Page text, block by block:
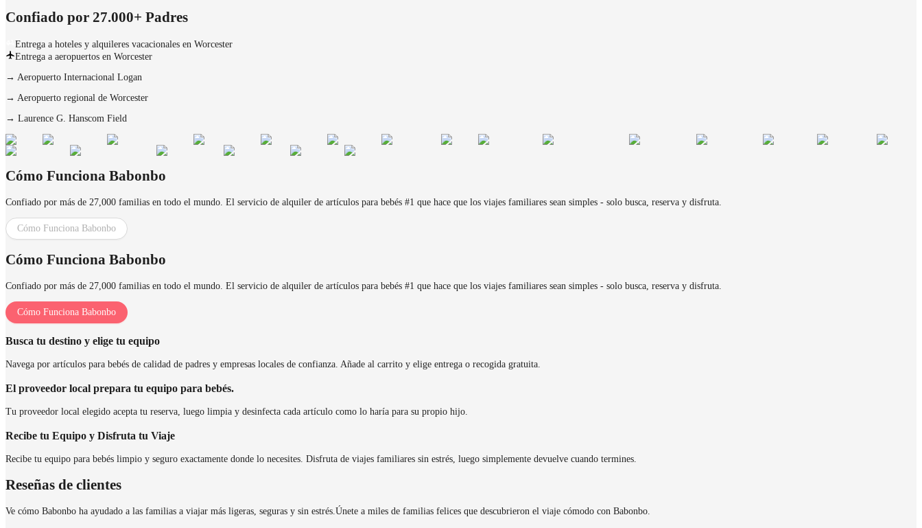
Confiado por 27.000+ Padres
Entrega a hoteles y alquileres vacacionales en Worcester
Entrega a aeropuertos en Worcester
→ Aeropuerto Internacional Logan
→ Aeropuerto regional de Worcester
→ Laurence G. Hanscom Field
Cómo Funciona Babonbo
Confiado por más de 27,000 familias en todo el mundo. El servicio de alquiler de artículos para bebés #1 que hace que los viajes familiares sean simples - solo busca, reserva y disfruta.
Cómo Funciona Babonbo
Cómo Funciona Babonbo
Confiado por más de 27,000 familias en todo el mundo. El servicio de alquiler de artículos para bebés #1 que hace que los viajes familiares sean simples - solo busca, reserva y disfruta.
Cómo Funciona Babonbo
Busca tu destino y elige tu equipo
Navega por artículos para bebés de calidad de padres y empresas locales de confianza. Añade al carrito y elige entrega o recogida gratuita.
El proveedor local prepara tu equipo para bebés.
Tu proveedor local elegido acepta tu reserva, luego limpia y desinfecta cada artículo como lo haría para su propio hijo.
Recibe tu Equipo y Disfruta tu Viaje
Recibe tu equipo para bebés limpio y seguro exactamente donde lo necesites. Disfruta de viajes familiares sin estrés, luego simplemente devuelve cuando termines.
Reseñas de clientes
Ve cómo Babonbo ha ayudado a las familias a viajar más ligeras, seguras y sin estrés. Únete a miles de familias felices que descubrieron el viaje cómodo con Babonbo.